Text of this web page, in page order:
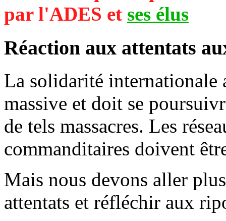
par l'ADES et ses élus
Réaction aux attentats
La solidarité internationale
massive et doit se
de tels massacres. Les
commanditaires doivent
Mais nous devons aller
attentats et réfléchir aux